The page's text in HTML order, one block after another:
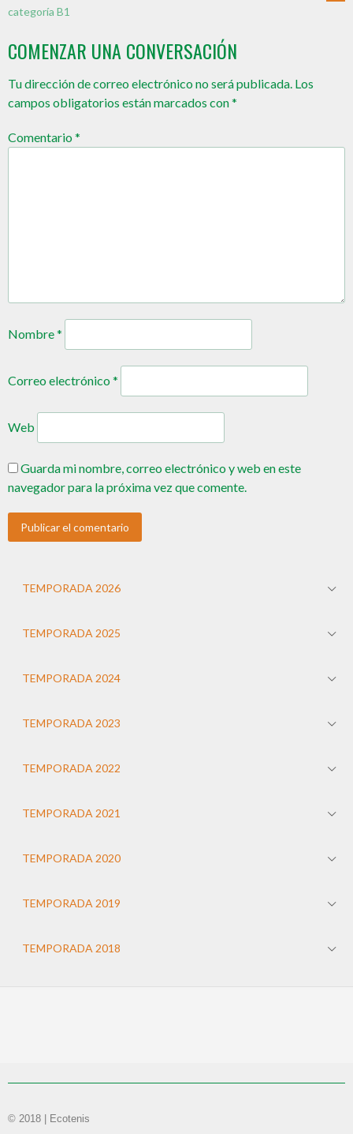
categoría B1
COMENZAR UNA CONVERSACIÓN
Tu dirección de correo electrónico no será publicada. Los
campos obligatorios están marcados con*
Comentario*
Nombre*
Correo electrónico*
Web
Guarda mi nombre, correo electrónico y web en este
navegador para la próxima vez que comente.
TEMPORADA 2026
TEMPORADA 2025
TEMPORADA 2024
TEMPORADA 2023
TEMPORADA 2022
TEMPORADA 2021
TEMPORADA 2020
TEMPORADA 2019
TEMPORADA 2018
© 2018 | Ecotenis